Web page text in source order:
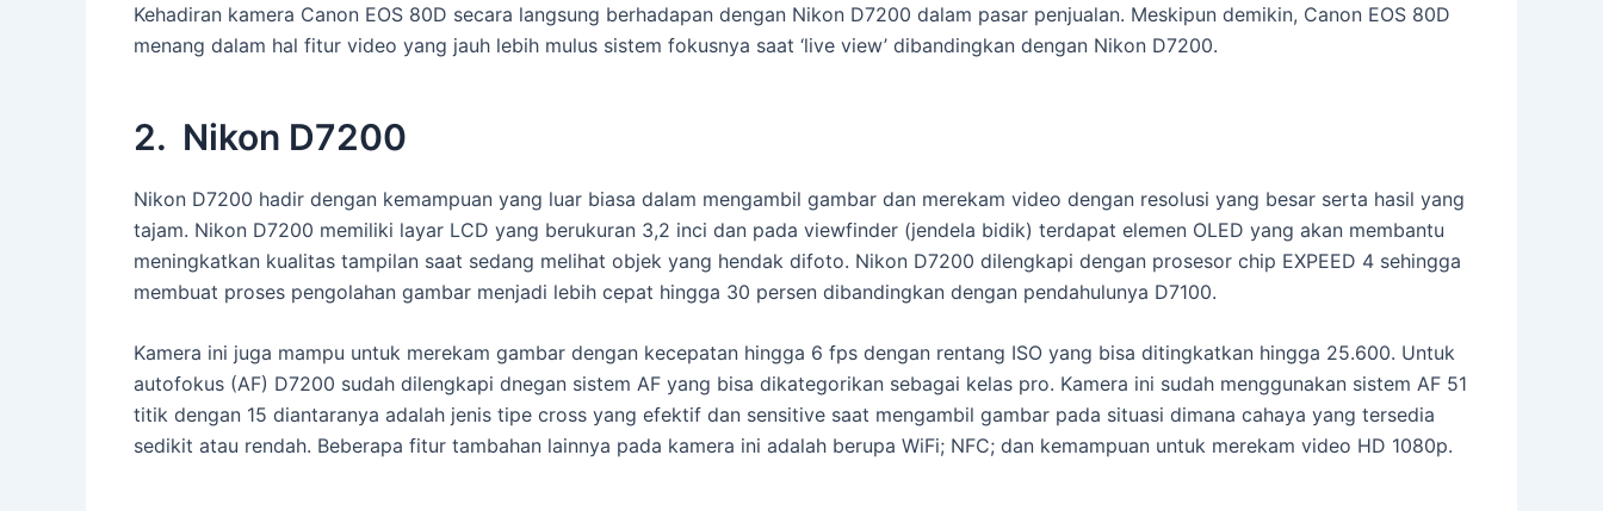
Kehadiran kamera Canon EOS 80D secara langsung berhadapan dengan Nikon D7200 dalam pasar penjualan. Meskipun demikin, Canon EOS 80D
menang dalam hal fitur video yang jauh lebih mulus sistem fokusnya saat ‘live view’ dibandingkan dengan Nikon D7200.
2. Nikon D7200
Nikon D7200 hadir dengan kemampuan yang luar biasa dalam mengambil gambar dan merekam video dengan resolusi yang besar serta hasil yang
tajam. Nikon D7200 memiliki layar LCD yang berukuran 3,2 inci dan pada viewfinder (jendela bidik) terdapat elemen OLED yang akan membantu
meningkatkan kualitas tampilan saat sedang melihat objek yang hendak difoto. Nikon D7200 dilengkapi dengan prosesor chip EXPEED 4 sehingga
membuat proses pengolahan gambar menjadi lebih cepat hingga 30 persen dibandingkan dengan pendahulunya D7100.
Kamera ini juga mampu untuk merekam gambar dengan kecepatan hingga 6 fps dengan rentang ISO yang bisa ditingkatkan hingga 25.600. Untuk
autofokus (AF) D7200 sudah dilengkapi dnegan sistem AF yang bisa dikategorikan sebagai kelas pro. Kamera ini sudah menggunakan sistem AF 51
titik dengan 15 diantaranya adalah jenis tipe cross yang efektif dan sensitive saat mengambil gambar pada situasi dimana cahaya yang tersedia
sedikit atau rendah. Beberapa fitur tambahan lainnya pada kamera ini adalah berupa WiFi; NFC; dan kemampuan untuk merekam video HD 1080p.